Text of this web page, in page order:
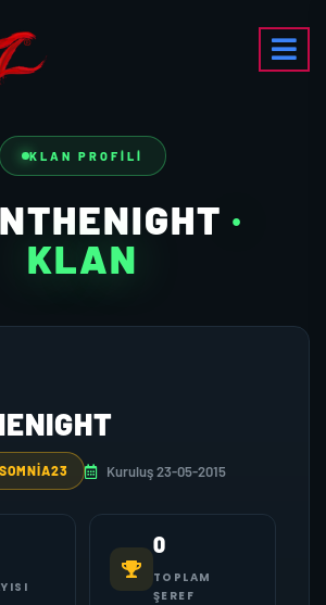
KLAN PROFILI
·
KLAN
Kuruluş 23-05-2015
0
TOPLAM
ŞEREF